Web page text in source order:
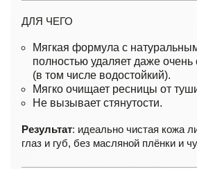
ДЛЯ ЧЕГО
Мягкая формула с
полностью удаляет даже очень
(в том числе водостойкий).
Мягко очищает ресницы от
Не вызывает стянутости.
Результат: идеально чистая кожа
глаз и губ, без масляной плёнки и